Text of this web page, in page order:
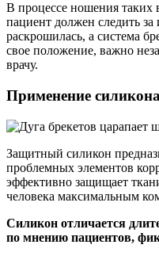
В процессе ношения таких
пациент должен следить
раскрошилась, а система
свое положение, важно
врачу.
Применение силикона
Защитный силикон
проблемных элементов
эффективно защищает
человека максимальным
Силикон отличается
по мнению пациентов,